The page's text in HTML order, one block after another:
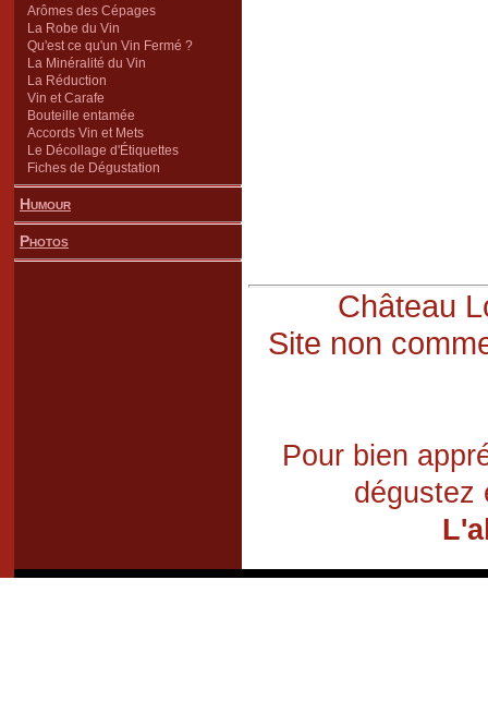
Arômes des Cépages
La Robe du Vin
Qu'est ce qu'un Vin Fermé ?
La Minéralité du Vin
La Réduction
Vin et Carafe
Bouteille entamée
Accords Vin et Mets
Le Décollage d'Étiquettes
Fiches de Dégustation
Humour
Photos
Château
Site non
Pour bien
dégustez